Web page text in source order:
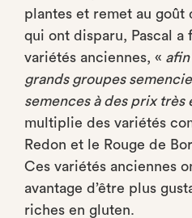
plantes et remet au goût
qui ont disparu, Pascal a
variétés anciennes, « afin
grands groupes
semences à des prix très
multiplie des variétés
Redon et le Rouge de
Ces variétés anciennes
avantage d’être plus
riches en gluten.